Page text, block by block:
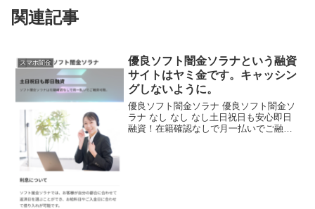
関連記事
スマホ闇金
優良ソフト闇金ソラナという融資
サイトはヤミ金です。キャッシン
グしないように。
優良ソフト闇金ソラナ 優良ソフト闇金ソ
ラナ なし なし なし土日祝日も安心即日
融資！在籍確認なしで月一払いでご融資